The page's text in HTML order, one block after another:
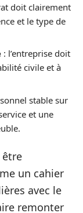
doit clairement
et le type de
: l’entreprise doit
civile et à
stable sur
et une
être
un cahier
avec le
remonter